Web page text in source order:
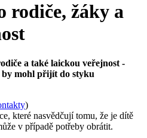
žáky a
a také laickou veřejnost -
mohl přijít do styku
)
které nasvědčují tomu, že je dítě
v případě potřeby obrátit.